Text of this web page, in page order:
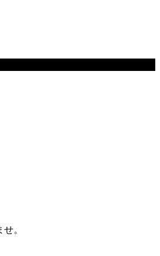
。